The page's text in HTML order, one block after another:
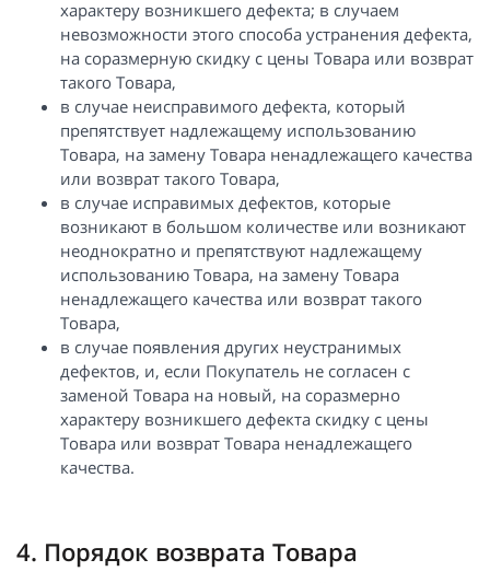
характеру возникшего дефекта; в случаем
невозможности этого способа устранения дефекта,
на соразмерную скидку с цены Товара или возврат
такого Товара,
в случае неисправимого дефекта, который
препятствует надлежащему использованию
Товара, на замену Товара ненадлежащего качества
или возврат такого Товара,
в случае исправимых дефектов, которые
возникают в большом количестве или возникают
неоднократно и препятствуют надлежащему
использованию Товара, на замену Товара
ненадлежащего качества или возврат такого
Товара,
в случае появления других неустранимых
дефектов, и, если Покупатель не согласен с
заменой Товара на новый, на соразмерно
характеру возникшего дефекта скидку с цены
Товара или возврат Товара ненадлежащего
качества.
4. Порядок возврата Товара